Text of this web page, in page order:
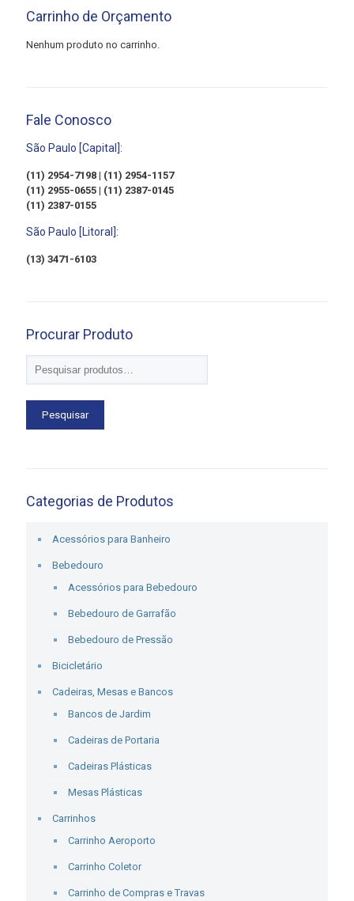
Carrinho de Orçamento
Nenhum produto no carrinho.
Fale Conosco
São Paulo [Capital]:
(11) 2954-7198 | (11) 2954-1157
(11) 2955-0655 | (11) 2387-0145
(11) 2387-0155
São Paulo [Litoral]:
(13) 3471-6103
Procurar Produto
Pesquisar
Categorias de Produtos
Acessórios para Banheiro
Bebedouro
Acessórios para Bebedouro
Bebedouro de Garrafão
Bebedouro de Pressão
Bicicletário
Cadeiras, Mesas e Bancos
Bancos de Jardim
Cadeiras de Portaria
Cadeiras Plásticas
Mesas Plásticas
Carrinhos
Carrinho Aeroporto
Carrinho Coletor
Carrinho de Compras e Travas